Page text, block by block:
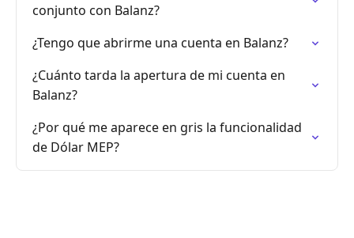
conjunto con Balanz?
¿Tengo que abrirme una cuenta en Balanz?
¿Cuánto tarda la apertura de mi cuenta en
Balanz?
¿Por qué me aparece en gris la funcionalidad
de Dólar MEP?